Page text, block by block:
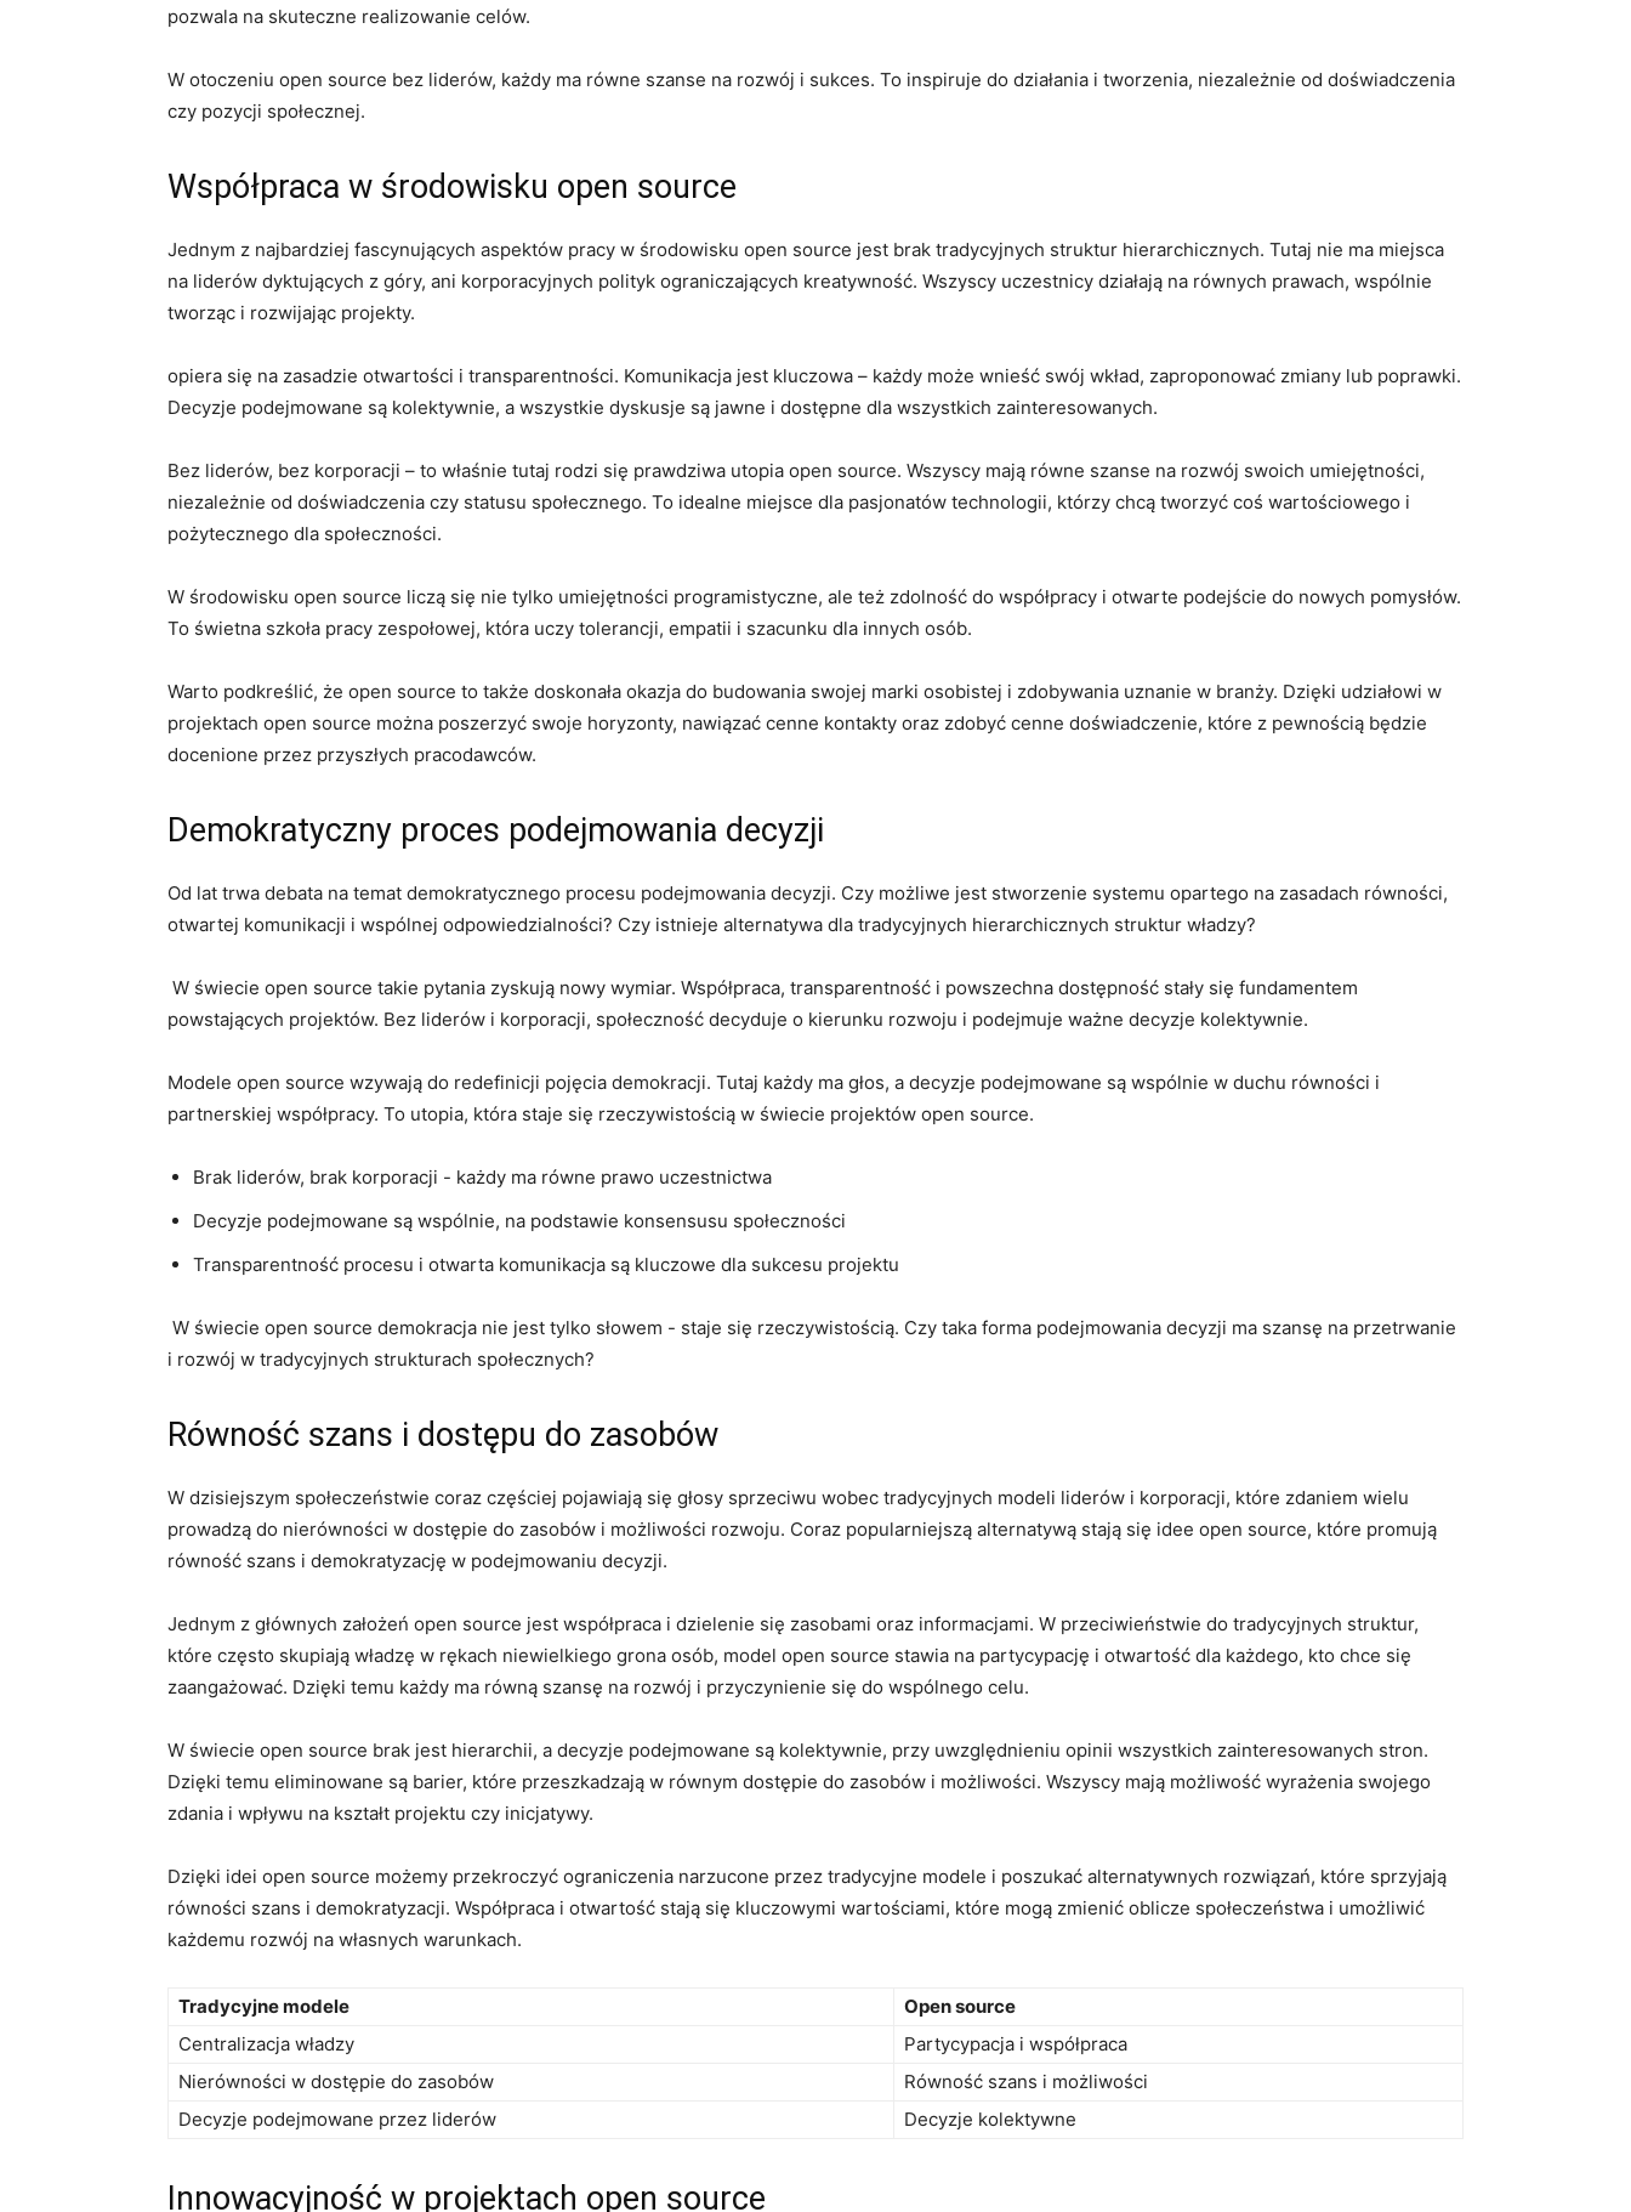
pozwala na skuteczne realizowanie celów.
W otoczeniu open⁢ source bez​ liderów, każdy ma równe szanse na rozwój i sukces. To inspiruje do działania i ​tworzenia, niezależnie od doświadczenia
czy pozycji ⁣społecznej.
Współpraca ‌w środowisku open source
Jednym z najbardziej fascynujących aspektów pracy w środowisku open source jest brak tradycyjnych struktur hierarchicznych. Tutaj ⁢nie ma miejsca
na liderów dyktujących ‍z góry, ani korporacyjnych polityk ograniczających ⁢kreatywność. Wszyscy uczestnicy działają na równych prawach,⁤ wspólnie
tworząc i rozwijając projekty.
opiera się na‍ zasadzie otwartości ​i transparentności. Komunikacja jest kluczowa –‌ każdy może wnieść swój wkład, zaproponować zmiany lub poprawki.
Decyzje podejmowane są kolektywnie, a⁣ wszystkie dyskusje są⁢ jawne i dostępne dla wszystkich zainteresowanych.
Bez liderów,‌ bez korporacji ​– to właśnie tutaj rodzi się prawdziwa utopia open source. Wszyscy mają równe szanse na rozwój swoich umiejętności,
niezależnie od doświadczenia czy statusu społecznego. To idealne miejsce dla ⁣pasjonatów technologii, którzy‍ chcą tworzyć coś wartościowego​ i
pożytecznego dla ⁤społeczności.
W środowisku open source liczą się nie tylko umiejętności programistyczne,⁤ ale też​ zdolność do współpracy i otwarte podejście do nowych pomysłów.
To świetna szkoła pracy zespołowej, która‌ uczy tolerancji, empatii⁢ i szacunku dla innych osób.
Warto⁣ podkreślić, że open source to także doskonała okazja​ do ​budowania swojej ‍marki osobistej i zdobywania uznanie w ‍branży. Dzięki udziałowi w
projektach open source można poszerzyć swoje horyzonty, nawiązać⁢ cenne kontakty oraz zdobyć cenne doświadczenie, które z pewnością będzie
docenione przez przyszłych pracodawców.
Demokratyczny proces podejmowania decyzji
Od lat‌ trwa debata na temat demokratycznego procesu podejmowania decyzji. Czy możliwe jest ⁤stworzenie systemu opartego na zasadach równości,
otwartej komunikacji i wspólnej odpowiedzialności? Czy istnieje alternatywa dla tradycyjnych hierarchicznych struktur ‌władzy?
⁢ ⁢W świecie open source takie pytania zyskują nowy wymiar. Współpraca, transparentność i powszechna dostępność​ stały się fundamentem
powstających projektów.‌ Bez liderów i korporacji, społeczność decyduje o kierunku ‌rozwoju i podejmuje ważne decyzje kolektywnie.
Modele open source wzywają ‌do redefinicji pojęcia demokracji. Tutaj ​każdy ma głos, a decyzje podejmowane są wspólnie w duchu równości i
partnerskiej współpracy. To utopia,‍ która staje się rzeczywistością w świecie‌ projektów open source.
Brak liderów, brak korporacji -⁤ każdy ma równe prawo uczestnictwa
Decyzje podejmowane są wspólnie, na podstawie konsensusu społeczności
Transparentność procesu i otwarta ⁤komunikacja są kluczowe dla sukcesu ‌projektu
​ W świecie open source demokracja nie jest‌ tylko słowem -‌ staje się rzeczywistością. Czy⁢ taka forma podejmowania decyzji ma szansę na ⁣przetrwanie
i rozwój w tradycyjnych strukturach społecznych?
Równość szans i dostępu do zasobów
W dzisiejszym społeczeństwie coraz częściej pojawiają się głosy sprzeciwu‌ wobec tradycyjnych modeli ‍liderów i korporacji, które zdaniem‌ wielu
prowadzą ⁢do nierówności w dostępie do zasobów i możliwości rozwoju. Coraz popularniejszą alternatywą stają się ⁤idee open source, które ​promują
równość szans i demokratyzację w podejmowaniu decyzji.
Jednym z głównych założeń open source jest współpraca i dzielenie się zasobami oraz informacjami. W przeciwieństwie do tradycyjnych struktur,​
które często skupiają władzę​ w rękach niewielkiego grona osób, model open source stawia na partycypację i otwartość dla każdego, kto chce się
zaangażować. Dzięki temu‍ każdy ⁣ma równą szansę ⁤na rozwój ‌i przyczynienie się do wspólnego celu.
W⁣ świecie ‌open source brak jest hierarchii, a decyzje podejmowane są kolektywnie, ​przy uwzględnieniu opinii wszystkich ⁣zainteresowanych stron.
Dzięki temu eliminowane są barier, które⁢ przeszkadzają w równym dostępie do zasobów i możliwości. ​Wszyscy mają możliwość wyrażenia swojego
zdania i wpływu na ⁤kształt projektu czy inicjatywy.
Dzięki idei open source możemy przekroczyć‍ ograniczenia narzucone przez tradycyjne modele i poszukać alternatywnych rozwiązań, które ‍sprzyjają
równości ⁣szans i demokratyzacji. Współpraca i otwartość stają się kluczowymi⁢ wartościami,​ które mogą ​zmienić oblicze społeczeństwa i umożliwić
każdemu rozwój na własnych warunkach.
Tradycyjne modele
Open source
Centralizacja władzy
Partycypacja i współpraca
Nierówności w dostępie do ​zasobów
Równość szans i możliwości
Decyzje podejmowane przez liderów
Decyzje kolektywne
Innowacyjność w projektach open source